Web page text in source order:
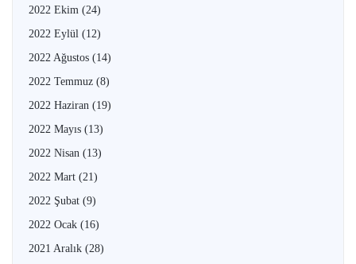
2022 Ekim (24)
2022 Eylül (12)
2022 Ağustos (14)
2022 Temmuz (8)
2022 Haziran (19)
2022 Mayıs (13)
2022 Nisan (13)
2022 Mart (21)
2022 Şubat (9)
2022 Ocak (16)
2021 Aralık (28)